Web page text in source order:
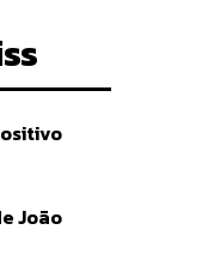
João